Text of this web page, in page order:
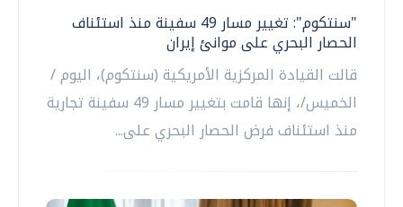
"سنتكوم": تغيير مسار 49 سفينة منذ استئناف
الحصار البحري على موانئ إيران
قالت القيادة المركزية الأمريكية (سنتكوم)، اليوم /
الخميس/، إنها قامت بتغيير مسار 49 سفينة تجارية
منذ استئناف فرض الحصار البحري على...